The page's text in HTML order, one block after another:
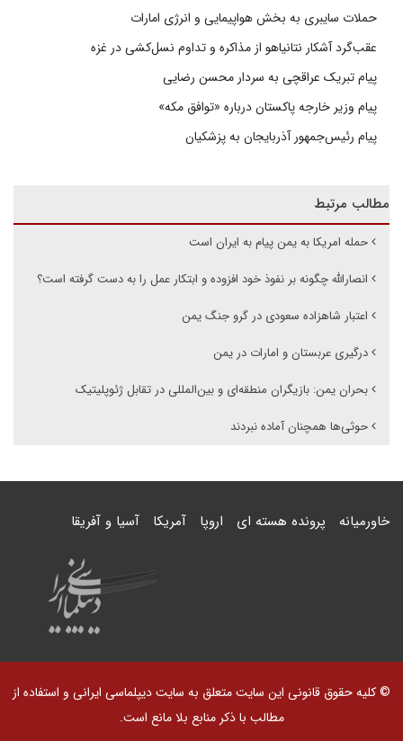
حملات سایبری به بخش هواپیمایی و انرژی امارات
عقب‌گرد آشکار نتانیاهو از مذاکره و تداوم نسل‌کشی در غزه
پیام تبریک عراقچی به سردار محسن رضایی
پیام وزیر خارجه پاکستان درباره «توافق مکه»
پیام رئیس‌جمهور آذربایجان به پزشکیان
مطالب مرتبط
حمله امریکا به یمن پیام به ایران است
انصارالله چگونه بر نفوذ خود افزوده و ابتکار عمل را به دست گرفته است؟
اعتبار شاهزاده سعودی در گرو جنگ یمن
درگیری عربستان و امارات در یمن
بحران یمن: بازیگران منطقه‌ای و بین‌المللی در تقابل ژئوپلیتیک
حوثی‌ها همچنان آماده نبردند
خاورمیانه پرونده هسته ای اروپا آمریکا آسیا و آفریقا
© کلیه حقوق قانونی این سایت متعلق به سایت دیپلماسی ایرانی و استفاده از
مطالب با ذکر منابع بلا مانع است.